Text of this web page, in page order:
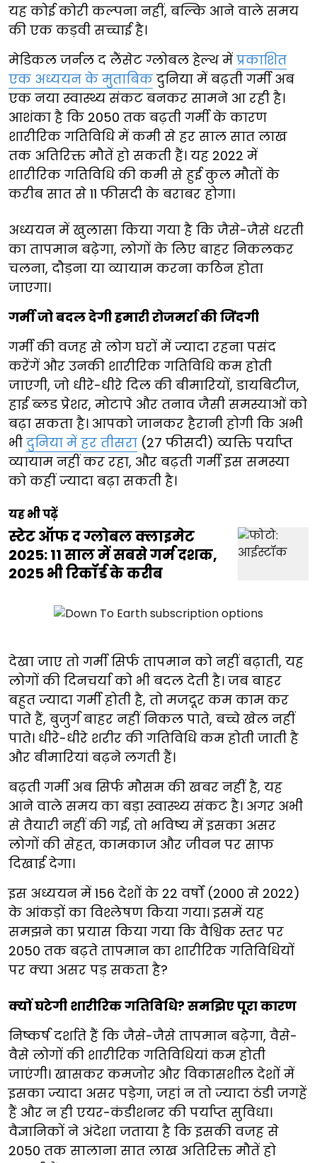
यह कोई कोरी कल्पना नहीं, बल्कि आने वाले समय
की एक कड़वी सच्चाई है।
मेडिकल जर्नल द लैंसेट ग्लोबल हेल्थ में प्रकाशित
एक अध्ययन के मुताबिक दुनिया में बढ़ती गर्मी अब
एक नया स्वास्थ्य संकट बनकर सामने आ रही है।
आशंका है कि 2050 तक बढ़ती गर्मी के कारण
शारीरिक गतिविधि में कमी से हर साल सात लाख
तक अतिरिक्त मौतें हो सकती हैं। यह 2022 में
शारीरिक गतिविधि की कमी से हुई कुल मौतों के
करीब सात से 11 फीसदी के बराबर होगा।
अध्ययन में खुलासा किया गया है कि जैसे-जैसे धरती
का तापमान बढ़ेगा, लोगों के लिए बाहर निकलकर
चलना, दौड़ना या व्यायाम करना कठिन होता
जाएगा।
गर्मी जो बदल देगी हमारी रोजमर्रा की जिंदगी
गर्मी की वजह से लोग घरों में ज्यादा रहना पसंद
करेंगें और उनकी शारीरिक गतिविधि कम होती
जाएगी, जो धीरे-धीरे दिल की बीमारियों, डायबिटीज,
हाई ब्लड प्रेशर, मोटापे और तनाव जैसी समस्याओं को
बढ़ा सकता है। आपको जानकर हैरानी होगी कि अभी
भी दुनिया में हर तीसरा (27 फीसदी) व्यक्ति पर्याप्त
व्यायाम नहीं कर रहा, और बढ़ती गर्मी इस समस्या
को कहीं ज्यादा बढ़ा सकती है।
यह भी पढ़ें
स्टेट ऑफ द ग्लोबल क्लाइमेट
2025: 11 साल में सबसे गर्म दशक,
2025 भी रिकॉर्ड के करीब
देखा जाए तो गर्मी सिर्फ तापमान को नहीं बढ़ाती, यह
लोगों की दिनचर्या को भी बदल देती है। जब बाहर
बहुत ज्यादा गर्मी होती है, तो मजदूर कम काम कर
पाते हैं, बुजुर्ग बाहर नहीं निकल पाते, बच्चे खेल नहीं
पाते। धीरे-धीरे शरीर की गतिविधि कम होती जाती है
और बीमारियां बढ़ने लगती हैं।
बढ़ती गर्मी अब सिर्फ मौसम की खबर नहीं है, यह
आने वाले समय का बड़ा स्वास्थ्य संकट है। अगर अभी
से तैयारी नहीं की गई, तो भविष्य में इसका असर
लोगों की सेहत, कामकाज और जीवन पर साफ
दिखाई देगा।
इस अध्ययन में 156 देशों के 22 वर्षों (2000 से 2022)
के आंकड़ों का विश्लेषण किया गया। इसमें यह
समझने का प्रयास किया गया कि वैश्विक स्तर पर
2050 तक बढ़ते तापमान का शारीरिक गतिविधियों
पर क्या असर पड़ सकता है?
क्यों घटेगी शारीरिक गतिविधि? समझिए पूरा कारण
निष्कर्ष दर्शाते हैं कि जैसे-जैसे तापमान बढ़ेगा, वैसे-
वैसे लोगों की शारीरिक गतिविधियां कम होती
जाएंगी। खासकर कमजोर और विकासशील देशों में
इसका ज्यादा असर पड़ेगा, जहां न तो ज्यादा ठंडी जगहें
हैं और न ही एयर-कंडीशनर की पर्याप्त सुविधा।
वैज्ञानिकों ने अंदेशा जताया है कि इसकी वजह से
2050 तक सालाना सात लाख अतिरिक्त मौतें हो